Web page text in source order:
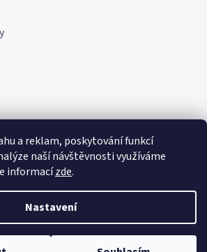
a reklam, poskytování funkcí
naší návštěvnosti využíváme
informacízde.
Nastavení
085
Vytvořil Shoptet